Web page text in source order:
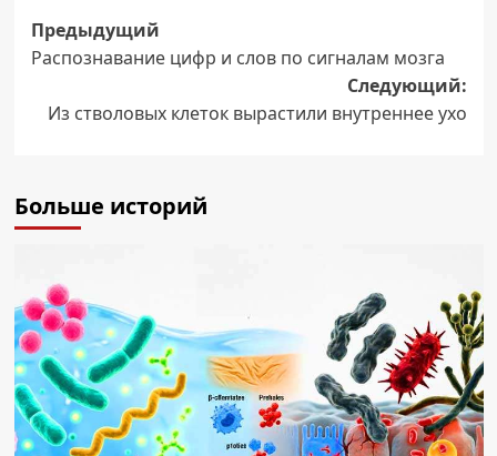
Навигация
записи
Предыдущий
Распознавание цифр и слов по сигналам мозга
Следующий:
Из стволовых клеток вырастили внутреннее ухо
Больше историй